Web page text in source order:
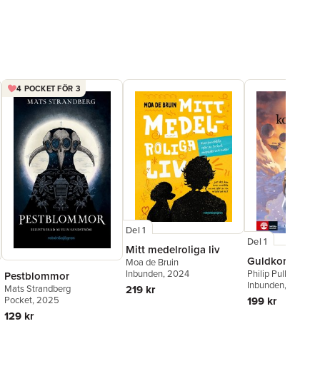
4 POCKET FÖR 3
Pestblommor
Mats Strandberg
Pocket, 2025
129 kr
Del 1
Mitt medelroliga liv
Moa de Bruin
Inbunden, 2024
219 kr
Del 1
Philip Pullman
Inbunden, 2018
199 kr